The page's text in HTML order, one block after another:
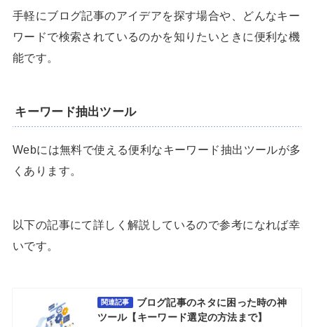
手軽にブログ記事のアイデアを探す場合や、どんなキー
ワードで検索されているのかを知りたいときに便利な機
能です。
キーワード抽出ツール
Webには無料で使える便利なキーワード抽出ツールが多
くあります。
以下の記事にて詳しく解説しているので参考になれば幸
いです。
関連記事
ブログ記事のネタに困った時の神
ツール【キーワード選定の方法まで】